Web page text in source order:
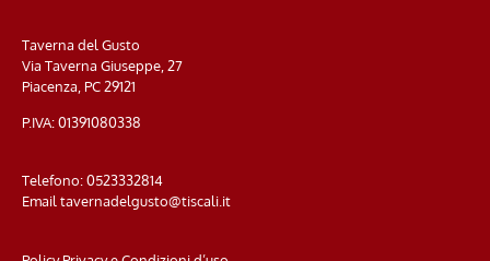
Taverna del Gusto
Via Taverna Giuseppe, 27
Piacenza, PC29121
P.IVA: 01391080338
Telefono:0523332814
Emailtavernadelgusto@tiscali.it